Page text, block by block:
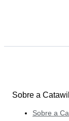
Sobre a
Sobre a